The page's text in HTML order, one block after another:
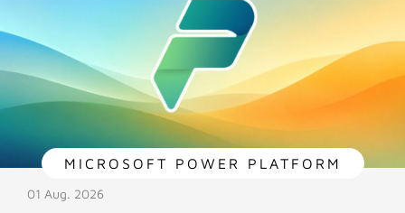
MICROSOFT POWER PLATFORM
01 Aug. 2026